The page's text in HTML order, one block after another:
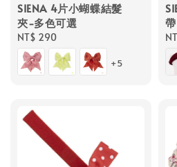
SIENA 4片小蝴蝶結髮
夾-多色可選
Regular
price
NT$ 290
+5